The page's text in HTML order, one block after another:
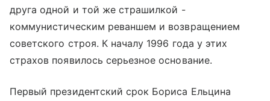
друга одной и той же страшилкой -
коммунистическим реваншем и возвращением
советского строя. К началу 1996 года у этих
страхов появилось серьезное основание.
Первый президентский срок Бориса Ельцина